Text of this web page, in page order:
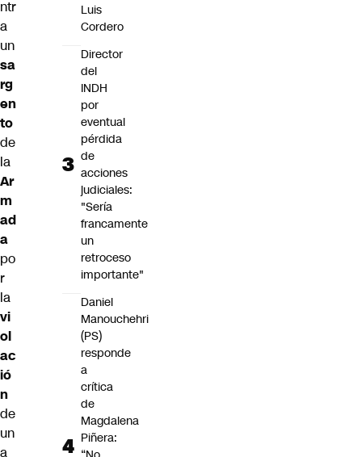
ntr
a
un
sa
rg
en
to
de
la
Ar
m
ad
a
po
r
la
vi
ol
ac
ió
n
de
un
a
Luis
Cordero
Director
del
INDH
por
eventual
pérdida
de
acciones
judiciales:
"Sería
francamente
un
retroceso
importante"
Daniel
Manouchehri
(PS)
responde
a
crítica
de
Magdalena
Piñera: